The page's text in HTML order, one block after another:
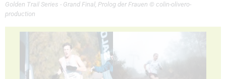
Golden Trail Series - Grand Final, Prolog der Frauen © colin-olivero-
production